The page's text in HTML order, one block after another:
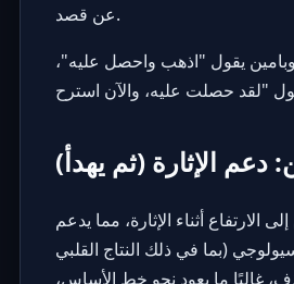
عن قصد.
يقول "اذهب واحصل عليه"،
دعم الإثارة (ثم يهدأ)
الارتفاع أثناء الإثارة، مما يدعم
(بما في ذلك النتاج القلبي
غالبًا ما يعود نحو خط الأساس،